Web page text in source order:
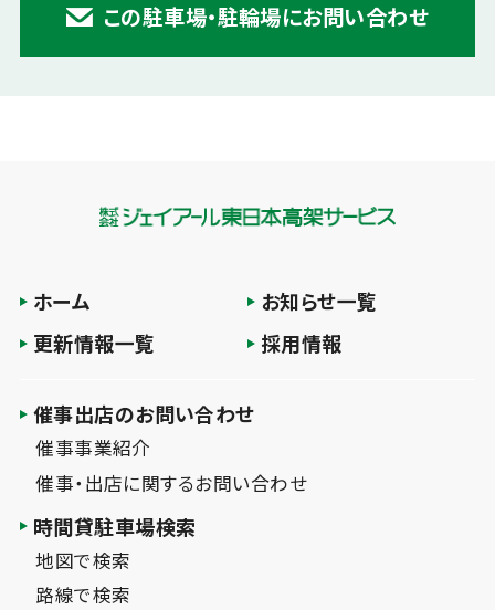
この駐車場・駐輪場にお問い合わせ
ホーム
お知らせ一覧
更新情報一覧
採用情報
催事出店のお問い合わせ
催事事業紹介
催事・出店に関するお問い合わせ
時間貸駐車場検索
地図で検索
路線で検索